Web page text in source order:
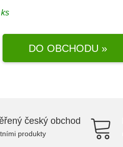
DO OBCHODU »
český obchod
produkty